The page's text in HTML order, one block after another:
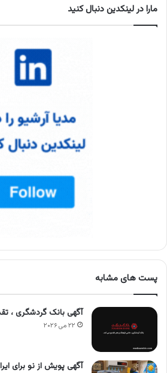
مارا در لینکدین دنبال کنید
پست های مشابه
آگهی بانک گردشگری ،
۲۲ می ۲۰۲۶
آگهی پویش از نو برای